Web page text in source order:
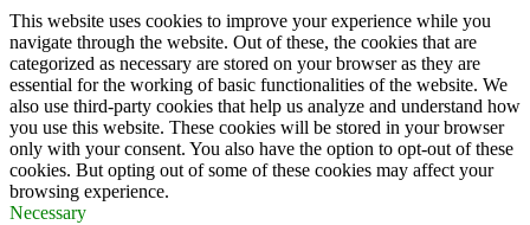
This website uses cookies to improve your experience while you
navigate through the website. Out of these, the cookies that are
categorized as necessary are stored on your browser as they are
essential for the working of basic functionalities of the website. We
also use third-party cookies that help us analyze and understand how
you use this website. These cookies will be stored in your browser
only with your consent. You also have the option to opt-out of these
cookies. But opting out of some of these cookies may affect your
browsing experience.
Necessary